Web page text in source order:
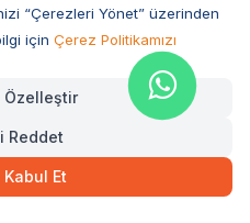
“Çerezleri Yönet” üzerinden
için Çerez Politikamızı
Özelleştir
Reddet
Et